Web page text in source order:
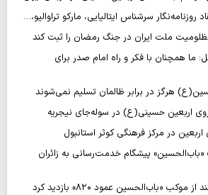
روزنامه‌نگار سرشناس ایتالیایی، مارکو تراوالیو،…
ملت ایران در جنگ رمضان را ثبت کند
ما همچنان با فکر و راه امام صدر برای
هرگز در برابر ظالمان تسلیم نمی‌شوند
اربعین حسینی(ع) در سوله‌جای نیجریه
اربعین در مرکز فرهنگی کوثر استانبول
پیشگام خدمت‌رسانی به زائران
«باب‌الحسین عمود ۸۲۰» بازدید کرد